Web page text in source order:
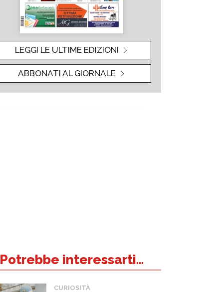
LEGGI LE ULTIME EDIZIONI
ABBONATI AL GIORNALE
Potrebbe interessarti...
CURIOSITÀ